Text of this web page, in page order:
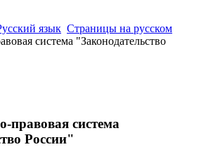
язык Страницы на русском
система "Законодательство
система
России"